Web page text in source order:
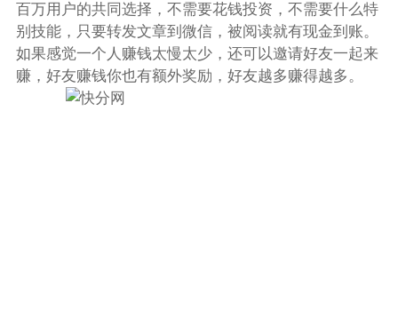
百万用户的共同选择，不需要花钱投资，不需要什么特
别技能，只要转发文章到微信，被阅读就有现金到账。
如果感觉一个人赚钱太慢太少，还可以邀请好友一起来
赚，好友赚钱你也有额外奖励，好友越多赚得越多。